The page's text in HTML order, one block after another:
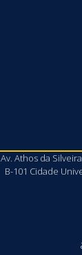
Av. Athos da
B-101 Cidade